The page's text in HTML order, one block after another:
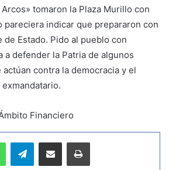
tomaron la Plaza Murillo con
pareciera indicar que prepararon con
de Estado. Pido al pueblo con
a defender la Patria de algunos
contra la democracia y el
Financiero
Telegram